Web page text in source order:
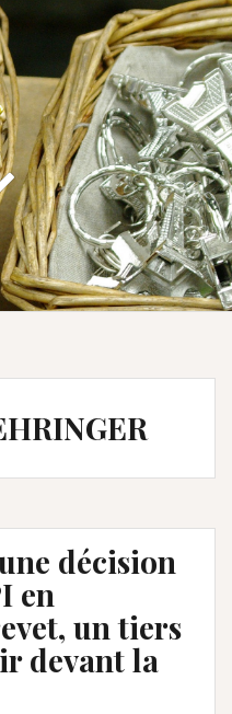
décision
en
un tiers
devant la